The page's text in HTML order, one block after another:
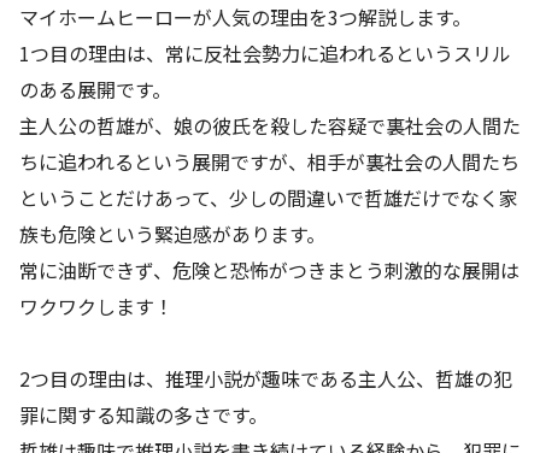
マイホームヒーローが人気の理由を3つ解説します。
1つ目の理由は、常に反社会勢力に追われるというスリル
のある展開です。
主人公の哲雄が、娘の彼氏を殺した容疑で裏社会の人間た
ちに追われるという展開ですが、相手が裏社会の人間たち
ということだけあって、少しの間違いで哲雄だけでなく家
族も危険という緊迫感があります。
常に油断できず、危険と恐怖がつきまとう刺激的な展開は
ワクワクします！
2つ目の理由は、推理小説が趣味である主人公、哲雄の犯
罪に関する知識の多さです。